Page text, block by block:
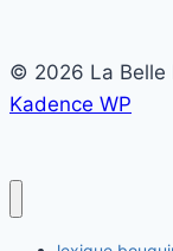
© 2026 La Belle
Kadence WP